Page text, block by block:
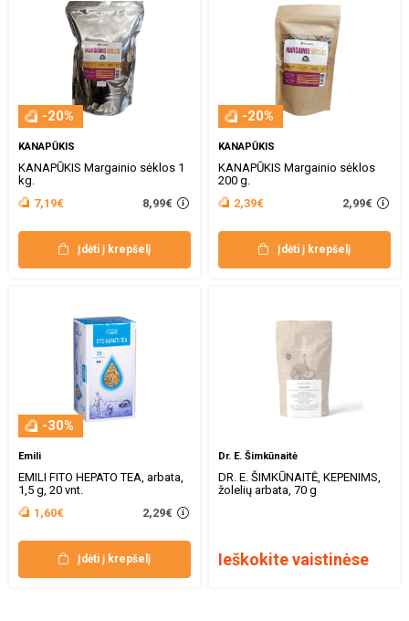
-20%
KANAPŪKIS
KANAPŪKIS Margainio sėklos 1
kg.
7,19€
8,99€
Įdėti į krepšelį
-20%
KANAPŪKIS
KANAPŪKIS Margainio sėklos
200 g.
2,39€
2,99€
Įdėti į krepšelį
-30%
Emili
EMILI FITO HEPATO TEA, arbata,
1,5 g, 20 vnt.
1,60€
2,29€
Įdėti į krepšelį
Dr. E. Šimkūnaitė
DR. E. ŠIMKŪNAITĖ, KEPENIMS,
žolelių arbata, 70 g
Ieškokite vaistinėse